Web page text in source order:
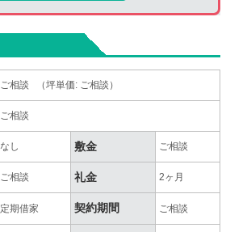
ご相談 （坪単価: ご相談）
ご相談
なし 敷金 ご相談
ご相談 礼金 2ヶ月
定期借家 契約期間 ご相談